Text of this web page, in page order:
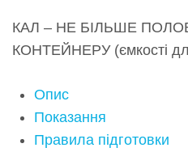
КАЛ – НЕ БІЛЬШЕ
КОНТЕЙНЕРУ (ємкості
Опис
Показання
Правила підготовки